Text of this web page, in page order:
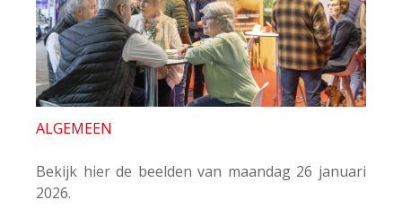
ALGEMEEN
Bekijk hier de beelden van maandag 26 januari
2026.